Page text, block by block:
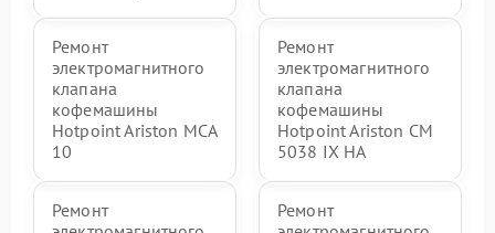
Ремонт
электромагнитного
клапана
кофемашины
Hotpoint Ariston MCA
10
Ремонт
электромагнитного
клапана
кофемашины
Hotpoint Ariston CM
5038 IX HA
Ремонт
Ремонт